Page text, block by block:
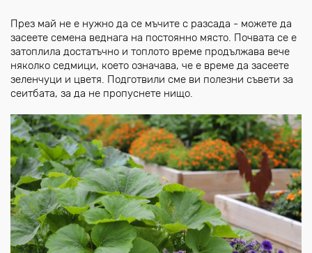
През май не е нужно да се мъчите с разсада - можете да
засеете семена веднага на постоянно място. Почвата се е
затоплила достатъчно и топлото време продължава вече
няколко седмици, което означава, че е време да засеете
зеленчуци и цветя. Подготвили сме ви полезни съвети за
сеитбата, за да не пропуснете нищо.